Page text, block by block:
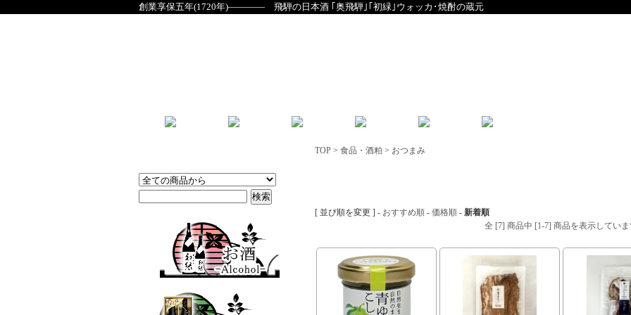
創業享保五年(1720年)―――― 飛騨の日本酒 ｢奥飛騨｣｢初緑｣ウォッカ･焼酎の蔵元
TOP > 食品・酒粕 > おつまみ
[ 並び順を変更 ] - おすすめ順 - 価格順 - 新着順
全 [7] 商品中 [1-7] 商品を表示してい